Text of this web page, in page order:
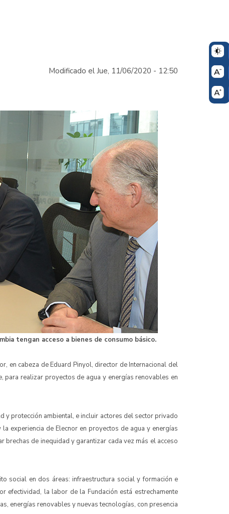
Modificado el Jue, 11/06/2020 - 12:50
tengan acceso a bienes de consumo básico.
en cabeza de Eduard Pinyol, director de Internacional del
para realizar proyectos de agua y energías renovables en
protección ambiental, e incluir actores del sector privado
experiencia de Elecnor en proyectos de agua y energías
de inequidad y garantizar cada vez más el acceso
social en dos áreas: infraestructura social y formación e
efectividad, la labor de la Fundación está estrechamente
energías renovables y nuevas tecnologías, con presencia